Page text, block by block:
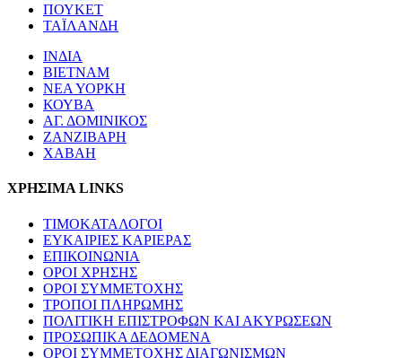
ΠΟΥΚΕΤ
ΤΑΪΛΑΝΔΗ
ΙΝΔΙΑ
ΒΙΕΤΝΑΜ
ΝΕΑ ΥΟΡΚΗ
ΚΟΥΒΑ
ΑΓ. ΔΟΜΙΝΙΚΟΣ
ΖΑΝΖΙΒΑΡΗ
ΧΑΒΑΗ
ΧΡΗΣΙΜΑ LINKS
ΤΙΜΟΚΑΤΑΛΟΓΟΙ
ΕΥΚΑΙΡΙΕΣ ΚΑΡΙΕΡΑΣ
ΕΠΙΚΟΙΝΩΝΙΑ
ΟΡΟΙ ΧΡΗΣΗΣ
ΟΡΟΙ ΣΥΜΜΕΤΟΧΗΣ
ΤΡΟΠΟΙ ΠΛΗΡΩΜΗΣ
ΠΟΛΙΤΙΚΗ ΕΠΙΣΤΡΟΦΩΝ ΚΑΙ ΑΚΥΡΩΣΕΩΝ
ΠΡΟΣΩΠΙΚΑ ΔΕΔΟΜΕΝΑ
ΟΡΟΙ ΣΥΜΜΕΤΟΧΗΣ ΔΙΑΓΩΝΙΣΜΩΝ